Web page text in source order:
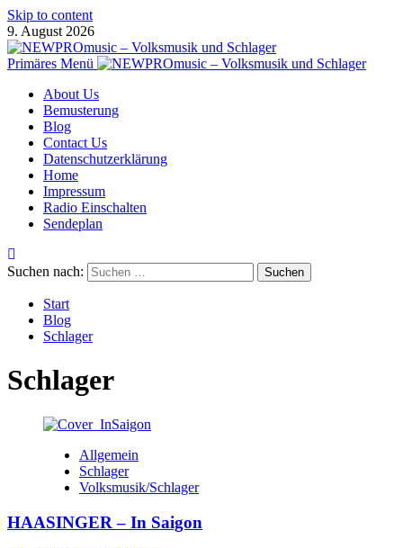
Skip to content
9. August 2026
Primäres Menü
About Us
Bemusterung
Blog
Contact Us
Datenschutzerklärung
Home
Impressum
Radio Einschalten
Sendeplan
Suchen nach:
Start
Blog
Schlager
Schlager
Allgemein
Schlager
Volksmusik/Schlager
HAASINGER – In Saigon